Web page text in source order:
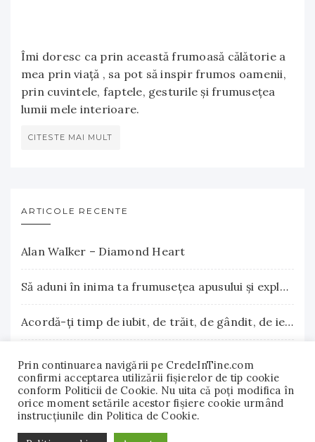
Îmi doresc ca prin această frumoasă călătorie a
mea prin viață , sa pot să inspir frumos oamenii,
prin cuvintele, faptele, gesturile și frumusețea
lumii mele interioare.
CITESTE MAI MULT
ARTICOLE RECENTE
Alan Walker – Diamond Heart
Să aduni în inima ta frumuseţea apusului şi explozia nesfârşită a răsăritului
Acordă-ţi timp de iubit, de trăit, de gândit, de iertat
Surse naturale de biotină care încurajează creşterea părului. Vitamina B7 susţine sănătatea părului, pielii şi unghiilor
© 2018 - 2022 CredeInTine.com. Toate drepturile
Prin continuarea navigării pe CredeInTine.com
confirmi acceptarea utilizării fişierelor de tip cookie
conform Politicii de Cookie. Nu uita că poți modifica în
orice moment setările acestor fişiere cookie urmând
instrucțiunile din Politica de Cookie.